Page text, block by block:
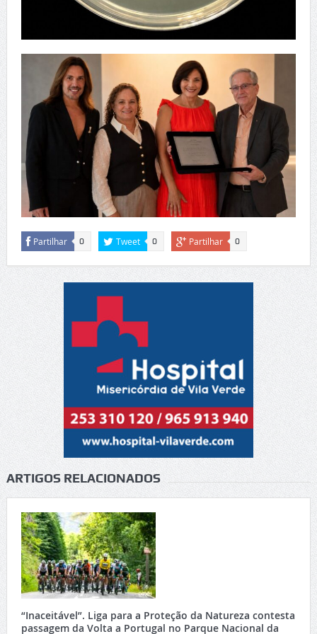
Partilhar 0 Tweet 0 Partilhar 0
ARTIGOS RELACIONADOS
“Inaceitável”. Liga para a Proteção da Natureza contesta
passagem da Volta a Portugal no Parque Nacional da